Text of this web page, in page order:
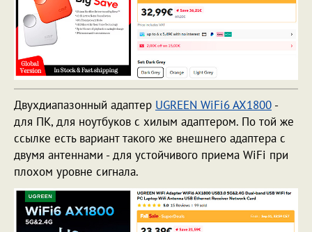
Двухдиапазонный адаптер UGREEN WiFi6 AX1800 -
для ПК, для ноутбуков с хилым адаптером. По той же
ссылке есть вариант такого же внешнего адаптера с
двумя антеннами - для устойчивого приема WiFi при
плохом уровне сигнала.